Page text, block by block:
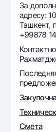
Найти
Полезные
Часто
Пресс-
Офисы и
Согласие
Следите за
За
адресу:
Ташкент,
+99878
Смета